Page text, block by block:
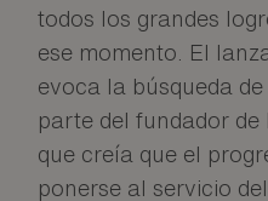
todos los grandes
ese momento. El
evoca la búsqueda
parte del fundador de
que creía que el
ponerse al servicio